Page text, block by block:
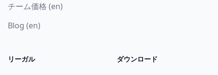
チーム価格 (en)
Blog (en)
リーガル ダウンロード